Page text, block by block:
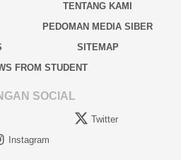
TENTANG KAMI
PEDOMAN MEDIA SIBER
SITEMAP
FROM STUDENT
SOCIAL
Twitter
Instagram